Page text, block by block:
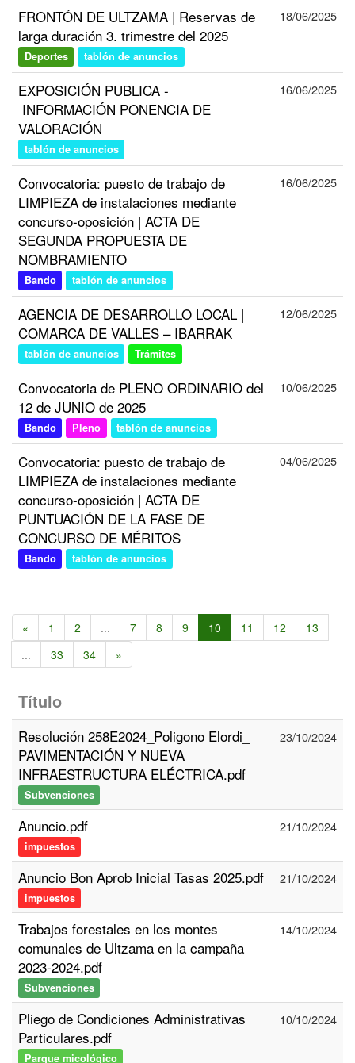
FRONTÓN DE ULTZAMA | Reservas de
larga duración 3. trimestre del 2025
Deportes tablón de anuncios
18/06/2025
EXPOSICIÓN PUBLICA -
INFORMACIÓN PONENCIA DE
VALORACIÓN
tablón de anuncios
16/06/2025
Convocatoria: puesto de trabajo de
LIMPIEZA de instalaciones mediante
concurso-oposición | ACTA DE
SEGUNDA PROPUESTA DE
NOMBRAMIENTO
Bando tablón de anuncios
16/06/2025
AGENCIA DE DESARROLLO LOCAL |
COMARCA DE VALLES – IBARRAK
tablón de anuncios Trámites
12/06/2025
Convocatoria de PLENO ORDINARIO del
12 de JUNIO de 2025
Bando Pleno tablón de anuncios
10/06/2025
Convocatoria: puesto de trabajo de
LIMPIEZA de instalaciones mediante
concurso-oposición | ACTA DE
PUNTUACIÓN DE LA FASE DE
CONCURSO DE MÉRITOS
Bando tablón de anuncios
04/06/2025
« 1 2 ... 7 8 9 10 11 12
13
...
33 34 »
Título
Resolución 258E2024_Poligono Elordi_
PAVIMENTACIÓN Y NUEVA
INFRAESTRUCTURA ELÉCTRICA.pdf
Subvenciones
23/10/2024
Anuncio.pdf
impuestos
21/10/2024
Anuncio Bon Aprob Inicial Tasas 2025.pdf
impuestos
21/10/2024
Trabajos forestales en los montes
comunales de Ultzama en la campaña
2023-2024.pdf
Subvenciones
14/10/2024
Pliego de Condiciones Administrativas
Particulares.pdf
Parque micológico
10/10/2024